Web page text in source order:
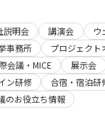
説明会 講演会 ウ
事務所 プロジェクト
会議・MICE 展示会
ン研修 合宿・宿泊研
のお役立ち情報